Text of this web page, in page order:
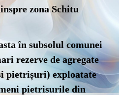
zona Schitu
în subsolul comunei
rezerve de agregate
pietrișuri) exploatate
pietrisurile din